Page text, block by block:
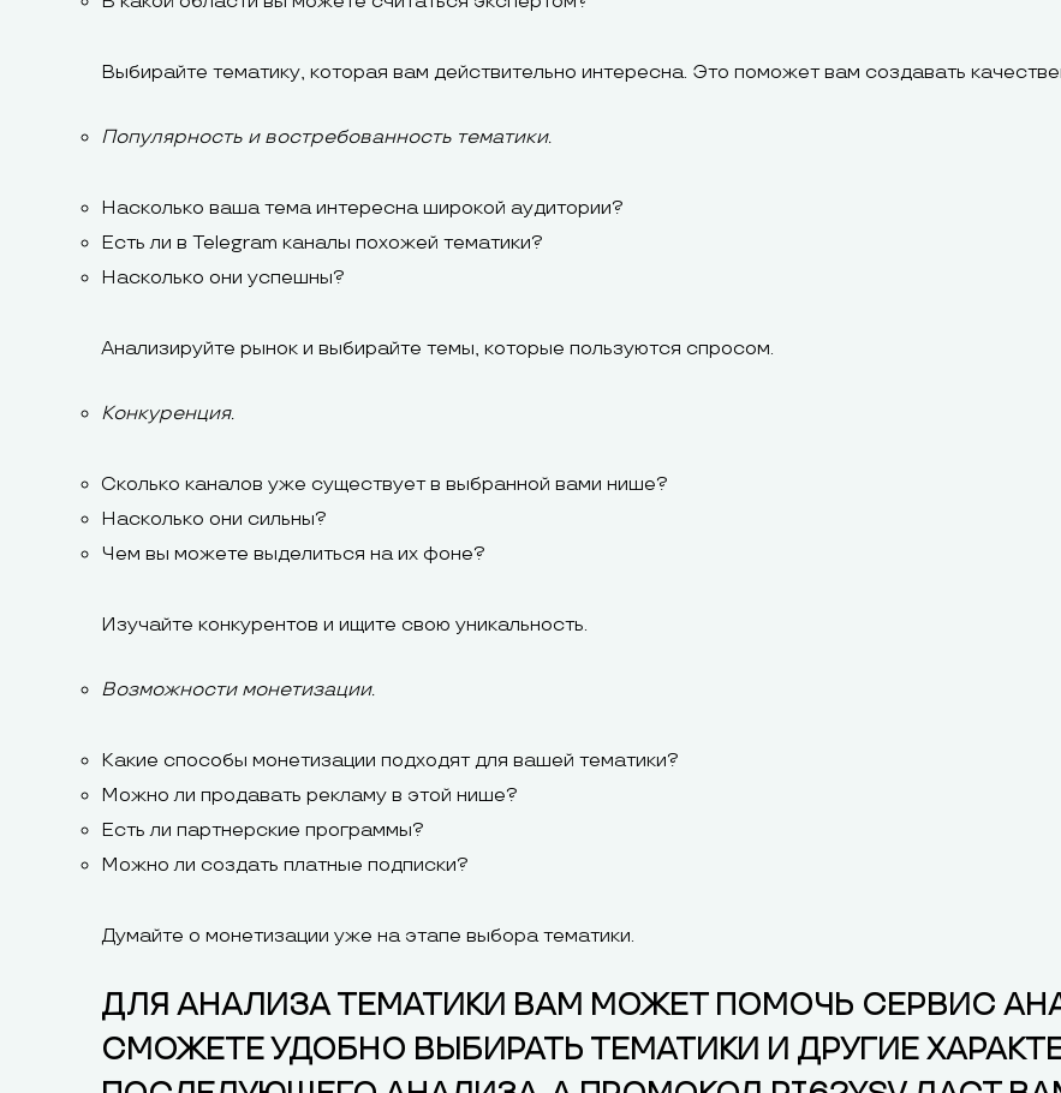
Выбирайте тематику, которая вам действительно интересна. Это поможет вам создавать
Популярность и востребованность тематики.
Насколько ваша тема интересна широкой аудитории?
Есть ли в Telegram каналы похожей тематики?
Насколько они успешны?
Анализируйте рынок и выбирайте темы, которые пользуются спросом.
Конкуренция.
Сколько каналов уже существует в выбранной вами нише?
Насколько они сильны?
Чем вы можете выделиться на их фоне?
Изучайте конкурентов и ищите свою уникальность.
Возможности монетизации.
Какие способы монетизации подходят для вашей тематики?
Можно ли продавать рекламу в этой нише?
Есть ли партнерские программы?
Можно ли создать платные подписки?
Думайте о монетизации уже на этапе выбора тематики.
ДЛЯ АНАЛИЗА ТЕМАТИКИ ВАМ МОЖЕТ ПОМОЧЬ СЕРВИС
СМОЖЕТЕ УДОБНО ВЫБИРАТЬ ТЕМАТИКИ И ДРУГИЕ